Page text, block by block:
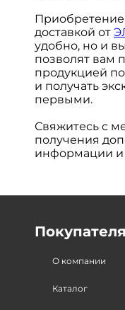
Приобретение
доставкой от
удобно, но и
позволят вам
продукцией
и получать
первыми.
Свяжитесь с
получения
информации и
О компании
Каталог